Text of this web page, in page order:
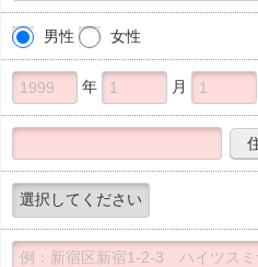
男性 女性
年 月